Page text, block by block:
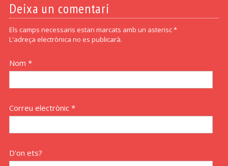
Deixa un comentari
Els camps necessaris estan marcats amb un asterisc *
L'adreça electrònica no es publicarà.
Nom *
Correu electrònic *
D'on ets?